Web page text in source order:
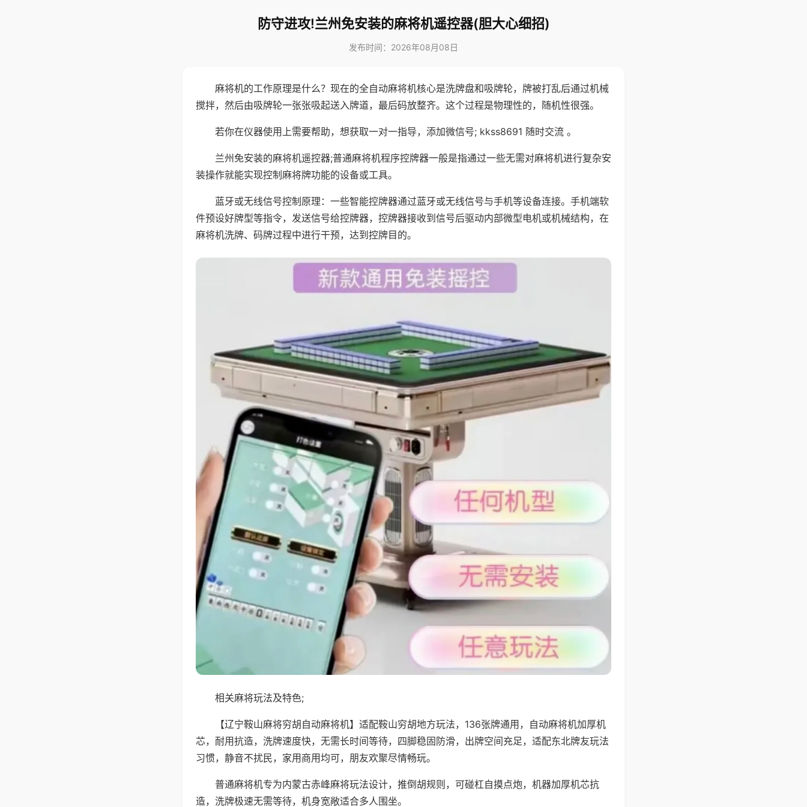
防守进攻!兰州免安装的麻将机遥控器(胆大心细招)
发布时间：2026年08月08日
麻将机的工作原理是什么？现在的全自动麻将机核心是洗牌盘和吸牌轮，牌被打乱后通过机械
搅拌，然后由吸牌轮一张张吸起送入牌道，最后码放整齐。这个过程是物理性的，随机性很强。
若你在仪器使用上需要帮助，想获取一对一指导，添加微信号; kkss8691 随时交流 。
兰州免安装的麻将机遥控器;普通麻将机程序控牌器一般是指通过一些无需对麻将机进行复杂安
装操作就能实现控制麻将牌功能的设备或工具。
蓝牙或无线信号控制原理：一些智能控牌器通过蓝牙或无线信号与手机等设备连接。手机端软
件预设好牌型等指令，发送信号给控牌器，控牌器接收到信号后驱动内部微型电机或机械结构，在
麻将机洗牌、码牌过程中进行干预，达到控牌目的。
相关麻将玩法及特色;
【辽宁鞍山麻将穷胡自动麻将机】适配鞍山穷胡地方玩法，136张牌通用，自动麻将机加厚机
芯，耐用抗造，洗牌速度快，无需长时间等待，四脚稳固防滑，出牌空间充足，适配东北牌友玩法
习惯，静音不扰民，家用商用均可，朋友欢聚尽情畅玩。
普通麻将机专为内蒙古赤峰麻将玩法设计，推倒胡规则，可碰杠自摸点炮，机器加厚机芯抗
造，洗牌极速无需等待，机身宽敞适合多人围坐。